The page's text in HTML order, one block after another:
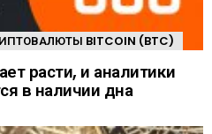
BITCOIN (BTC)
расти, и аналитики
в наличии дна